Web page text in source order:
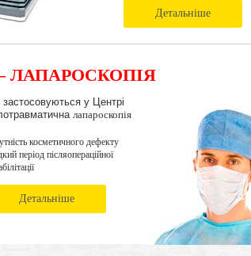
Детальніше
ЛАПАРОСКОПІЯ
застосовуються у Центрі
лапароскопія
косметичного дефекту
період післяопераційної
Детальніше